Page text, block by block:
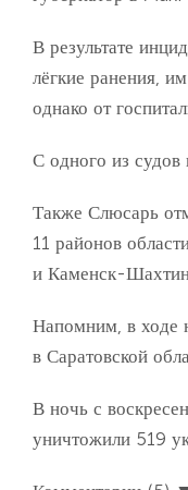
В результате
лёгкие ранения,
однако от
С одного из судов
Также Слюсарь
11 районов
и Каменск-
Напомним, в ходе
в Саратовской
В ночь с
уничтожили 519